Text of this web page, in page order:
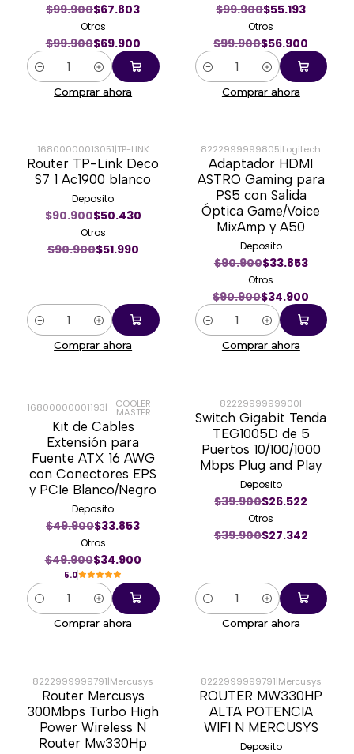
$99.900$67.803
Otros
$99.900$69.900
Cantidad
Comprar ahora
$99.900$55.193
Otros
$99.900$56.900
Cantidad
Comprar ahora
-43%
16800000013051|TP-LINK
Router TP-Link Deco
S7 1 Ac1900 blanco
Deposito
$90.900$50.430
Otros
$90.900$51.990
Cantidad
Comprar ahora
-62%
8222999999805|Logitech
Adaptador HDMI
ASTRO Gaming para
PS5 con Salida
Óptica Game/Voice
MixAmp y A50
Deposito
$90.900$33.853
Otros
$90.900$34.900
Cantidad
Comprar ahora
-30%
16800000001193| COOLER
MASTER
Kit de Cables
Extensión para
Fuente ATX 16 AWG
con Conectores EPS
y PCIe Blanco/Negro
Deposito
$49.900$33.853
Otros
$49.900$34.900
5.0
Cantidad
Comprar ahora
-31%
8222999999900|
Switch Gigabit Tenda
TEG1005D de 5
Puertos 10/100/1000
Mbps Plug and Play
Deposito
$39.900$26.522
Otros
$39.900$27.342
Cantidad
Comprar ahora
-33%
8222999999791|Mercusys
Router Mercusys
300Mbps Turbo High
Power Wireless N
Router Mw330Hp
-63%
8222999999791|Mercusys
ROUTER MW330HP
ALTA POTENCIA
WIFI N MERCUSYS
Deposito